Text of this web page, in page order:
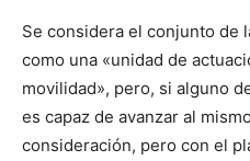
Se considera el conjunto de
como una «unidad de
movilidad», pero, si alguno
es capaz de avanzar al
consideración, pero con el